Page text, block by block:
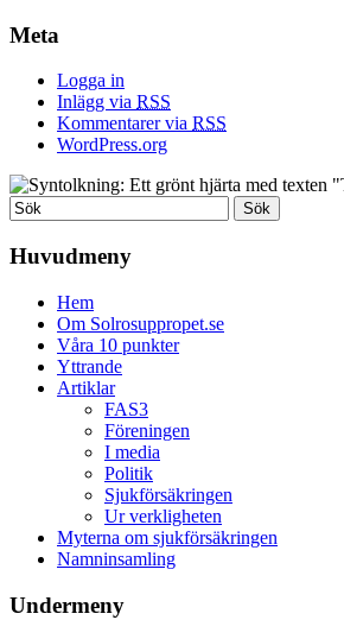
Meta
Logga in
Inlägg via RSS
Kommentarer via RSS
WordPress.org
Huvudmeny
Hem
Om Solrosuppropet.se
Våra 10 punkter
Yttrande
Artiklar
FAS3
Föreningen
I media
Politik
Sjukförsäkringen
Ur verkligheten
Myterna om sjukförsäkringen
Namninsamling
Undermeny